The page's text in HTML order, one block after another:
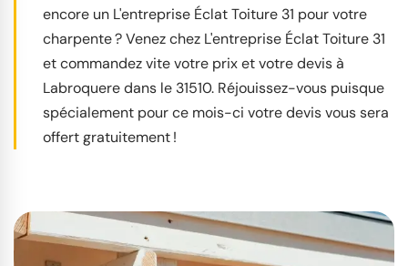
encore un L'entreprise Éclat Toiture 31 pour votre
charpente ? Venez chez L'entreprise Éclat Toiture 31
et commandez vite votre prix et votre devis à
Labroquere dans le 31510. Réjouissez-vous puisque
spécialement pour ce mois-ci votre devis vous sera
offert gratuitement !